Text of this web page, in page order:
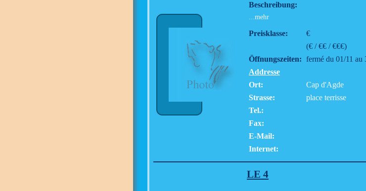
Beschreibung:
...mehr
Preisklasse:
€
(€ / €€ / €€€)
Öffnungszeiten: fermé du 01/11 au
Addresse
Ort:
Cap d'Agde
Strasse:
place terrisse
Tel.:
Fax:
E-Mail:
Internet:
LE 4